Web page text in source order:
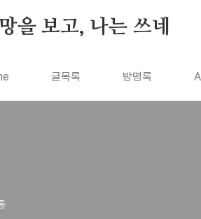
을 보고, 나는 쓰네
글목록 방명록